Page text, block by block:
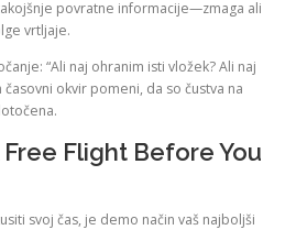
povratne informacije—zmaga ali
vrtljaje.
“Ali naj ohranim isti vložek? Ali naj
okvir pomeni, da so čustva na
Flight Before You
svoj čas, je demo način vaš najboljši